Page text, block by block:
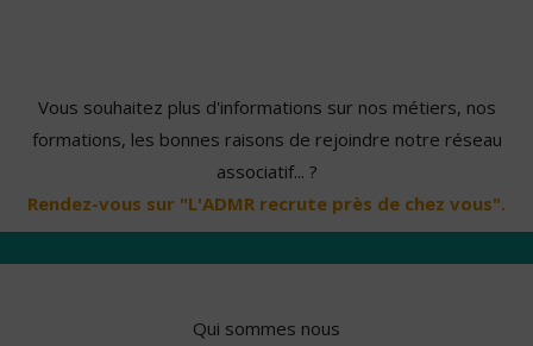
Vous souhaitez plus d'informations sur nos métiers, nos
formations, les bonnes raisons de rejoindre notre réseau
associatif... ?
Rendez-vous sur "L'ADMR recrute près de chez vous".
Qui sommes nous